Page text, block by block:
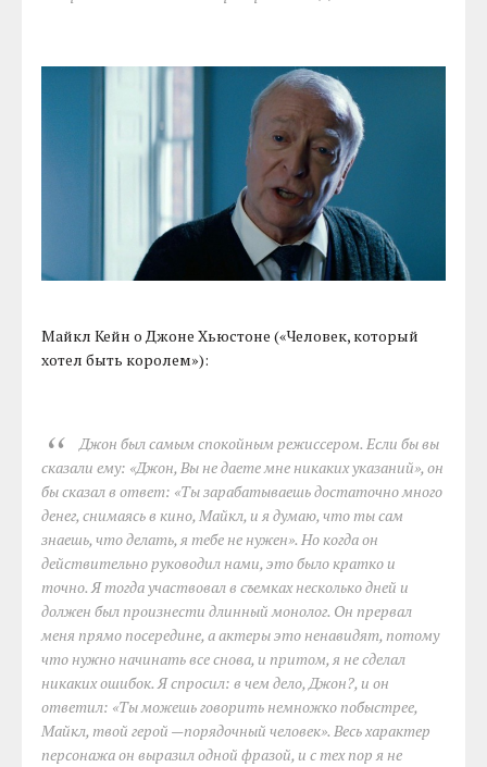
Майкл Кейн о Джоне Хьюстоне («Человек, который
хотел быть королем»):
Джон был самым спокойным режиссером. Если бы вы
сказали ему: «Джон, Вы не даете мне никаких указаний», он
бы сказал в ответ: «Ты зарабатываешь достаточно много
денег, снимаясь в кино, Майкл, и я думаю, что ты сам
знаешь, что делать, я тебе не нужен». Но когда он
действительно руководил нами, это было кратко и
точно. Я тогда участвовал в съемках несколько дней и
должен был произнести длинный монолог. Он прервал
меня прямо посередине, а актеры это ненавидят, потому
что нужно начинать все снова, и притом, я не сделал
никаких ошибок. Я спросил: в чем дело, Джон?, и он
ответил: «Ты можешь говорить немножко побыстрее,
Майкл, твой герой —порядочный человек». Весь характер
персонажа он выразил одной фразой, и с тех пор я не